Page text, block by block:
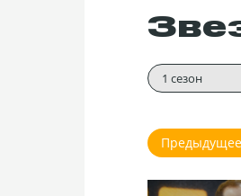
1 сезон